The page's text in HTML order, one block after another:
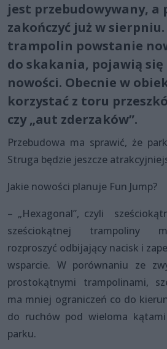
jest przebudowywany, a
zakończyć już w
trampolin powstanie
do skakania, pojawią
nowości. Obecnie w
korzystać z toru
czy „aut zderzaków”.
Przebudowa ma sprawić, że
Struga będzie jeszcze
Jakie nowości planuje Fun Jump?
– „Hexagonal”, czyli
sześciokątnej trampoliny
rozproszyć odbijający nacisk i
wsparcie. W porównaniu ze
prostokątnymi trampolinami,
ma mniej ograniczeń co do
do ruchów pod wieloma kątami
parku.